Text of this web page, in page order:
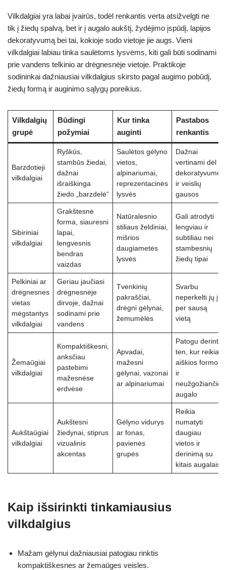
Vilkdalgiai yra labai įvairūs, todėl renkantis verta atsižvelgti ne
tik į žiedų spalvą, bet ir į augalo aukštį, žydėjimo įspūdį, lapijos
dekoratyvumą bei tai, kokioje sodo vietoje jie augs. Vieni
vilkdalgiai labiau tinka saulėtoms lysvėms, kiti gali būti sodinami
prie vandens telkinio ar drėgnesnėje vietoje. Praktikoje
sodininkai dažniausiai vilkdalgius skirsto pagal augimo pobūdį,
žiedų formą ir auginimo sąlygų poreikius.
Vilkdalgių
grupė
Būdingi
požymiai
Kur tinka
auginti
Pastabos
renkantis
Barzdotieji
vilkdalgiai
Ryškūs,
stambūs žiedai,
dažnai
išraiškinga
žiedo „barzdelė“
Saulėtos gėlyno
vietos,
alpinariumai,
reprezentacinės
lysvės
Dažnai
vertinami dėl
dekoratyvumo
ir veislių
gausos
Sibiriniai
vilkdalgiai
Grakštesnė
forma, siauresni
lapai,
lengvesnis
bendras
vaizdas
Natūralesnio
stiliaus želdiniai,
mišrios
daugiametės
lysvės
Gali atrodyti
lengviau ir
subtiliau nei
stambesnių
žiedų tipai
Pelkiniai ar
drėgnesnes
vietas
mėgstantys
vilkdalgiai
Geriau jaučiasi
drėgnesnėje
dirvoje, dažnai
sodinami prie
vandens
Tvenkinių
pakraščiai,
drėgni gėlynai,
žemumėlės
Svarbu
neperkelti jų į
per sausą
vietą
Žemaūgiai
vilkdalgiai
Kompaktiškesni,
anksčiau
pastebimi
mažesnėse
erdvėse
Apvadai,
mažesni
gėlynai, vazonai
ar alpinariumai
Patogu derinti
ten, kur reikia
aiškios formos
ir
neužgožiančio
augalo
Aukštaūgiai
vilkdalgiai
Aukštesni
žiedynai, stiprus
vizualinis
akcentas
Gėlyno vidurys
ar fonas,
pavienės
grupės
Reikia
numatyti
daugiau
vietos ir
derinimą su
kitais augalais
Kaip išsirinkti tinkamiausius
vilkdalgius
Mažam gėlynui dažniausiai patogiau rinktis
kompaktiškesnes ar žemaūges veisles.